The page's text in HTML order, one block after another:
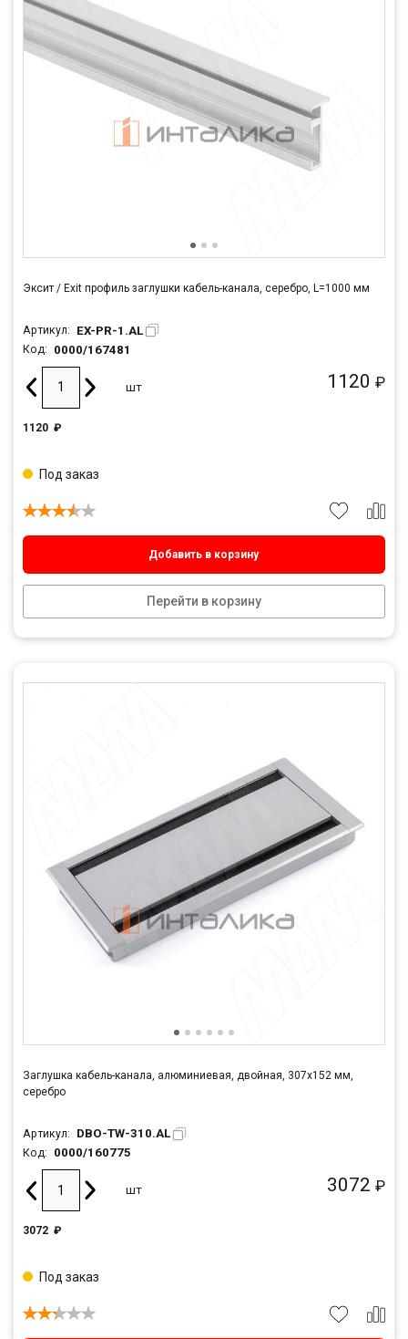
Эксит / Exit профиль заглушки кабель-канала, серебро, L=1000 мм
Артикул: EX-PR-1.AL
Код: 0000/167481
1120 ₽
шт
1120 ₽
Добавить в корзину
Перейти в корзину
Под заказ
Заглушка кабель-канала, алюминиевая, двойная, 307х152 мм,
серебро
Артикул: DBO-TW-310.AL
Код: 0000/160775
3072 ₽
шт
3072 ₽
Под заказ